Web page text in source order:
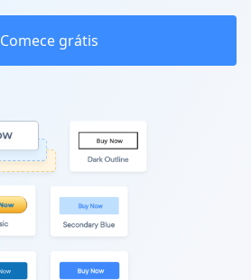
Comece grátis